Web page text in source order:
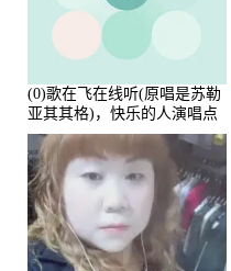
(0)歌在飞在线听(原唱是苏勒
亚其其格)，快乐的人演唱点
播:36次